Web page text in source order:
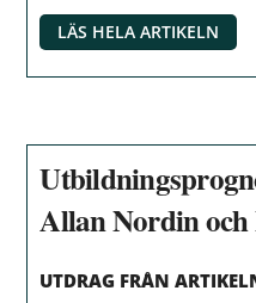
LÄS HELA ARTIKELN
Allan Nordin
UTDRAG FRÅN